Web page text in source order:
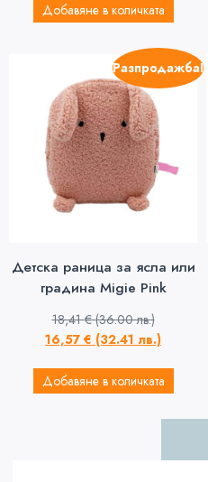
Добавяне в количката
Разпродажба!
Детска раница за ясла или
градина Migie Pink
18,41€ (36.00 лв.)
16,57 € (32.41 лв.)
Добавяне в количката